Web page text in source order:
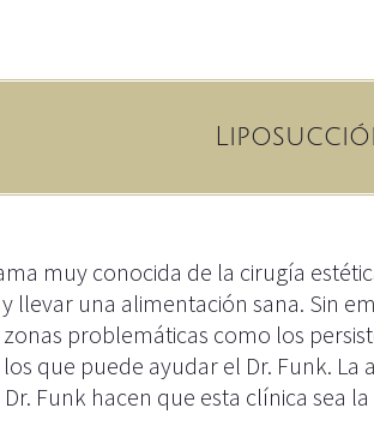
muy conocida de la cirugía
llevar una alimentación sana. Sin
problemáticas como los
que puede ayudar el Dr. Funk.
Funk hacen que esta clínica sea